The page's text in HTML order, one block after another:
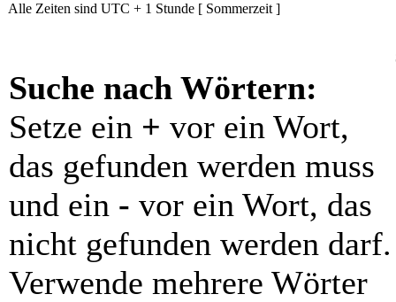
Alle Zeiten sind UTC + 1 Stunde [ Sommerzeit ]
Suche nach Wörtern:
Setze ein + vor ein Wort,
das gefunden werden muss
und ein - vor ein Wort, das
nicht gefunden werden darf.
Verwende mehrere Wörter